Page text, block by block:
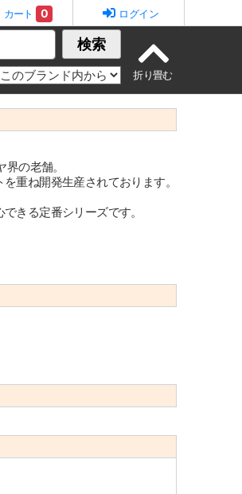
カート 0 ログイン
検索
の老舗。
重ね開発生産されております。
きる定番シリーズです。